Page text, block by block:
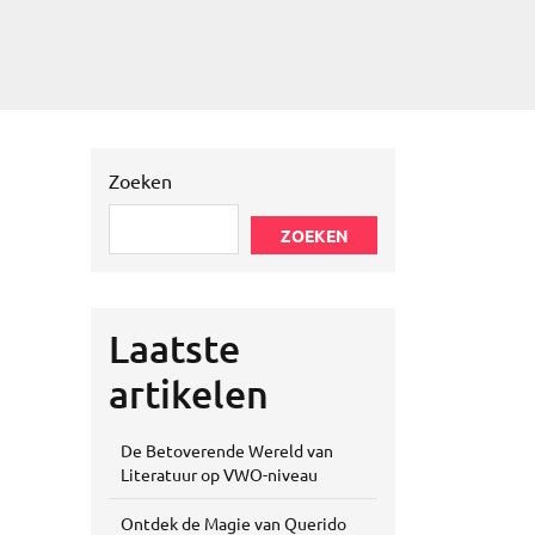
Zoeken
ZOEKEN
Laatste
artikelen
De Betoverende Wereld van
Literatuur op VWO-niveau
Ontdek de Magie van Querido